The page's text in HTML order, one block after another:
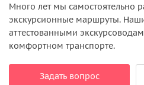
Много лет мы самостоятельно
экскурсионные маршруты.
аттестованными
комфортном транспорте.
Задать вопрос